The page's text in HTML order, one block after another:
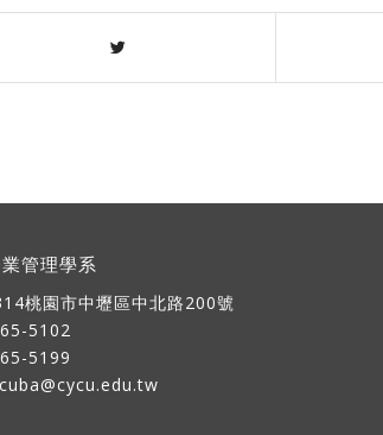
管理學系
桃園市中壢區中北路200號
5102
5199